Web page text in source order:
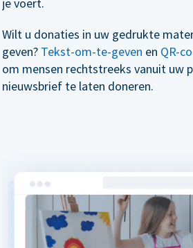
je voert.
Wilt u donaties in uw gedrukte
geven? Tekst-om-te-geven en QR-
om mensen rechtstreeks vanuit uw
nieuwsbrief te laten doneren.